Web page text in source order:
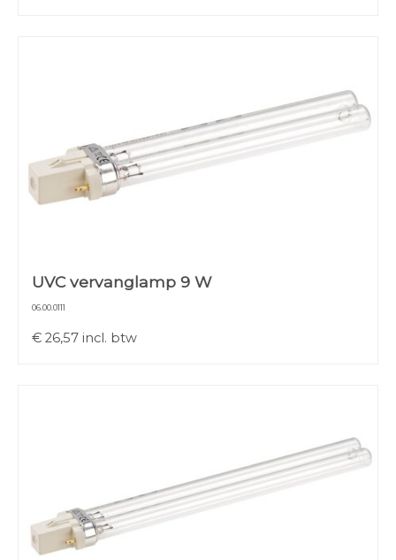
UVC vervanglamp 9 W
06.00.0111
€ 26,57 incl. btw